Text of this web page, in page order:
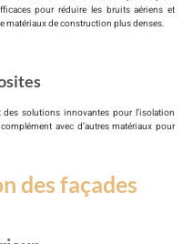
pour réduire les bruits aériens et
matériaux de construction plus denses.
solutions innovantes pour l’isolation
avec d’autres matériaux pour
des façades